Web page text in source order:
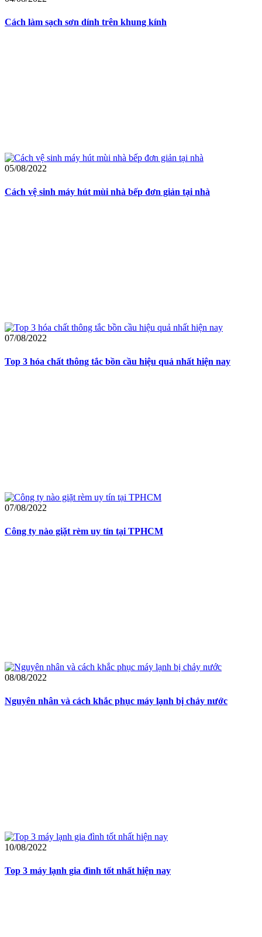
Cách làm sạch sơn dính trên khung kính
05/08/2022
Cách vệ sinh máy hút mùi nhà bếp đơn giản tại nhà
07/08/2022
Top 3 hóa chất thông tắc bồn cầu hiệu quả nhất hiện nay
07/08/2022
Công ty nào giặt rèm uy tín tại TPHCM
08/08/2022
Nguyên nhân và cách khắc phục máy lạnh bị chảy nước
10/08/2022
Top 3 máy lạnh gia đình tốt nhất hiện nay